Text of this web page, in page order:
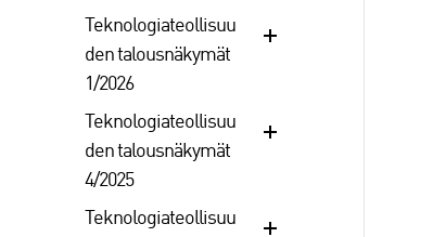
Teknologiateollisuu
den talousnäkymät
1/2026
Teknologiateollisuu
den talousnäkymät
4/2025
Teknologiateollisuu